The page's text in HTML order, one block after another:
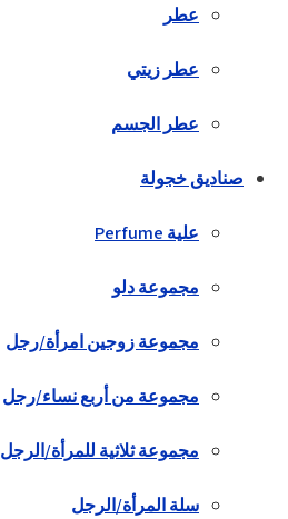
عطر
عطر زيتي
عطر الجسم
صناديق خجولة
علية Perfume
مجموعة دلو
مجموعة زوجين امرأة/رجل
مجموعة من أربع نساء/رجل
مجموعة ثلاثية للمرأة/الرجل
سلة المرأة/الرجل